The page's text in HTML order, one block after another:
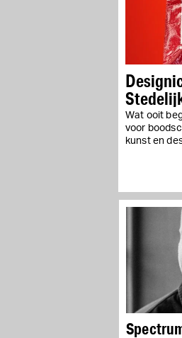
Wat ooit
voor
kunst en